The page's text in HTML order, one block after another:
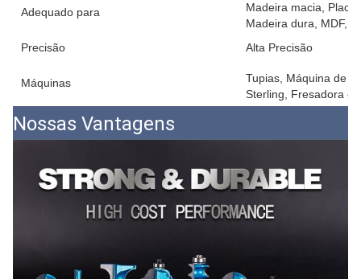
Adequado para
Madeira macia,
Madeira dura, MDF,
Precisão
Alta Precisão
Máquinas
Tupias, Máquina de
Sterling, Fresadora
Nossas Vantagens